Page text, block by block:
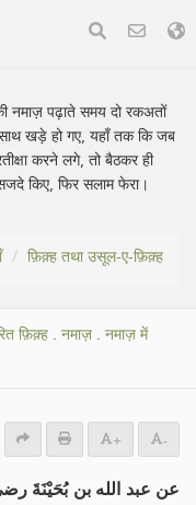
नमाज़ पढ़ाते समय दो रकअतों
खड़े हो गए, यहाँ तक कि जब
करने लगे, तो बैठकर ही
किए, फिर सलाम फेरा।
फ़िक़्ह तथा उसूल-ए-फ़िक़्ह
फ़िक़्ह. नमाज़ . नमाज़ में
+ -
عن عبد الله بن بُحَيْنَةَ